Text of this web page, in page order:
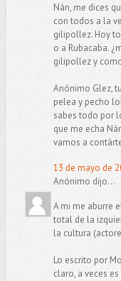
Nán, me dices
con todos a la
gilipollez. Hoy
o a Rubacaba.
gilipollez y
Anónimo Glez,
pelea y pecho
sabes todo por
que me echa
vamos a
13 de mayo de
Anónimo dijo...
A mi me aburre
total de la
la cultura
Lo escrito por
claro, a veces